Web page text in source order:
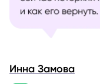
Инна Замова